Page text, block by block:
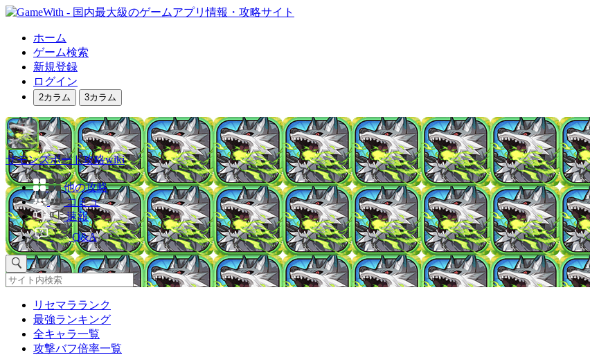
ホーム
ゲーム検索
新規登録
ログイン
2カラム 3カラム
サモンズボード攻略wiki
他の攻略
コミュ
速報
Q&A
リセマラランク
最強ランキング
全キャラ一覧
攻撃バフ倍率一覧